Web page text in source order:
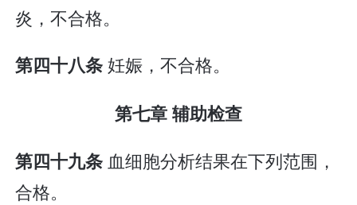
炎，不合格。
第四十八条妊娠，不合格。
第七章 辅助检查
第四十九条血细胞分析结果在下列范围，
合格。